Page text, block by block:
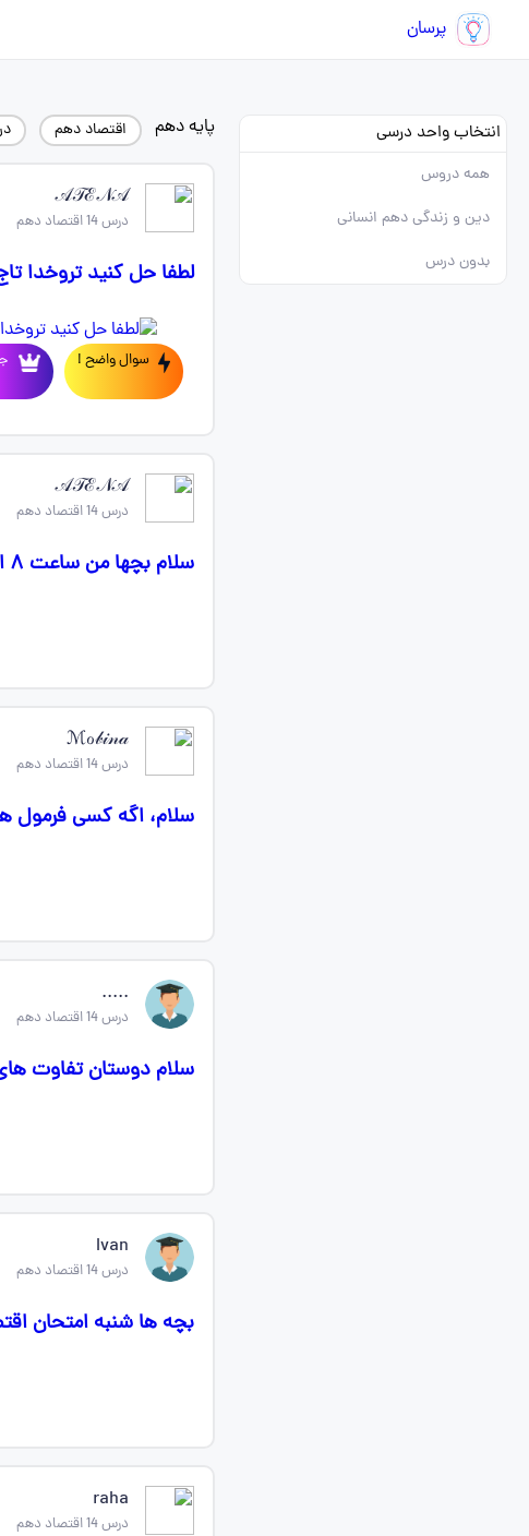
پرسان
انتخاب واحد درسی
همه دروس
دین و زندگی دهم انسانی
بدون درس
پایه دهم اقتصاد دهم درس
𝒜𝒯ℰ𝒩𝒜
درس 14 اقتصاد دهم
لطفا حل کنید تروخدا
سوال واضح !
𝒜𝒯ℰ𝒩𝒜
درس 14 اقتصاد دهم
سلام بچها من ساعت ۸ امتحان اقتصاد دارم کسی هست کمکم کنه؟
ℳℴ𝒷𝒾𝓃𝒶
درس 14 اقتصاد دهم
سلام، اگه کسی فرمول های اقتصاد از درس ۹
.....
درس 14 اقتصاد دهم
سلام دوستان تفاوت
Ivan
درس 14 اقتصاد دهم
بچه ها شنبه امتحان
raha
درس 14 اقتصاد دهم